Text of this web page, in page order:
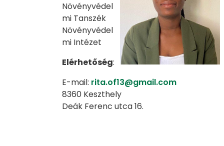
Növényvédel
mi Tanszék
Növényvédel
mi Intézet
Elérhetőség:
E-mail: rita.of13@gmail.com
8360 Keszthely
Deák Ferenc utca 16.